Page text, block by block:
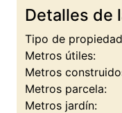
Detalles de
Tipo de
Metros útiles:
Metros
Metros parcela:
Metros jardín: